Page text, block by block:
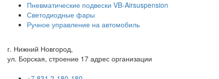
Пневматические подвески VB-Airsuspension
Светодиодные фары
Ручное управление на автомобиль
г. Нижний Новгород,
ул. Борская, строение 17 адрес организации